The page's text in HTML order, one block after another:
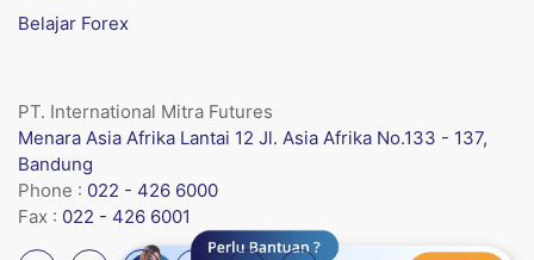
Belajar Forex
PT. International Mitra Futures
Menara Asia Afrika Lantai 12 Jl. Asia Afrika No.133 - 137,
Bandung
Phone : 022 - 426 6000
Fax : 022 - 426 6001